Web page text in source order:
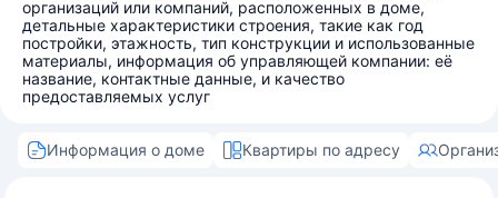
организаций или компаний, расположенных в доме,
детальные характеристики строения, такие как год
постройки, этажность, тип конструкции и использованные
материалы, информация об управляющей компании: её
название, контактные данные, и качество
предоставляемых услуг
Информация о доме Квартиры по адресу